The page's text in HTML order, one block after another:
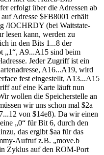
erfolgt über die Adressen ab
Adresse $FB8001 erhält
/IOCHRDY (bei Waitstate-
lesen kann, werden zu
in den Bits 1...8 der
„1“, A9...A15 sind beim
Jeder Zugriff ist ein
A16...A19, wird
fest eingestellt, A13...A15
auf eine Karte läuft nun
wollen die Speicherstelle an
wir uns schon mal $2a
von $14e8). Da wir einen
„0“ für Bit 6, durch den
das ergibt $aa für das
Aufruf z.B. „move.b
Zyklus auf den ROM-Port